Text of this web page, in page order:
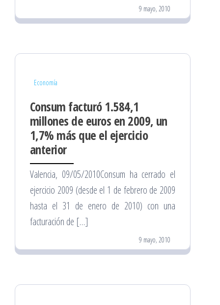
9 mayo, 2010
Economía
Consum facturó 1.584,1
millones de euros en 2009, un
1,7% más que el ejercicio
anterior
Valencia, 09/05/2010Consum ha cerrado el
ejercicio 2009 (desde el 1 de febrero de 2009
hasta el 31 de enero de 2010) con una
facturación de […]
9 mayo, 2010